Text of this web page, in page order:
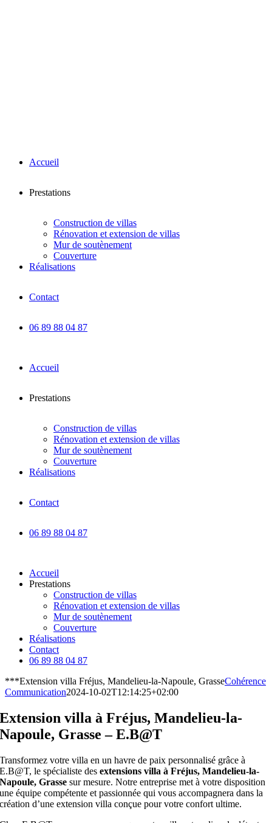
Accueil
Prestations
Construction de villas
Rénovation et extension de villas
Mur de soutènement
Couverture
Réalisations
Contact
06 89 88 04 87
Accueil
Prestations
Construction de villas
Rénovation et extension de villas
Mur de soutènement
Couverture
Réalisations
Contact
06 89 88 04 87
Accueil
Prestations
Construction de villas
Rénovation et extension de villas
Mur de soutènement
Couverture
Réalisations
Contact
06 89 88 04 87
***Extension villa Fréjus, Mandelieu-la-Napoule, GrasseCohérence
Communication2024-10-02T12:14:25+02:00
Extension villa à Fréjus, Mandelieu-la-
Napoule, Grasse – E.B@T
Transformez votre villa en un havre de paix personnalisé grâce à
E.B@T, le spécialiste desextensions villa à Fréjus, Mandelieu-la-
Napoule, Grasse sur mesure. Notre entreprise met à votre disposition
une équipe compétente et passionnée qui vous accompagnera dans la
création d’une extension villa conçue pour votre confort ultime.